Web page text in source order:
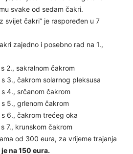
svake od sedam čakri.
svijet čakri” je raspoređen u 7
zajedno i posebno rad na 1.,
2., sakralnom čakrom
3., čakrom solarnog pleksusa
4., srčanom čakrom
5., grlenom čakrom
6., čakrom trećeg oka
7., krunskom čakrom
od 300 eura, za vrijeme trajanja
na 150 eura.